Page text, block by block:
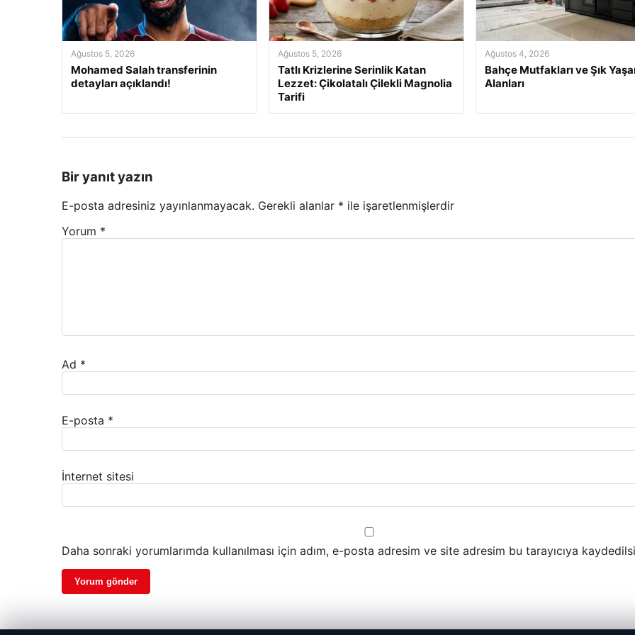
Ağustos 5, 2026
Mohamed Salah transferinin
detayları açıklandı!
Ağustos 5, 2026
Tatlı Krizlerine Serinlik Katan
Lezzet: Çikolatalı Çilekli Magnolia
Tarifi
Ağustos 4, 2026
Bahçe Mutfakları ve Şık
Alanları
Bir yanıt yazın
E-posta adresiniz yayınlanmayacak. Gerekli alanlar * ile işaretlenmişlerdir
Yorum *
Ad *
E-posta *
İnternet sitesi
Daha sonraki yorumlarımda kullanılması için adım, e-posta adresim ve site adresim bu tarayıcıya